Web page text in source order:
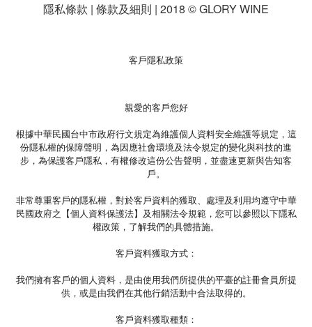
隱私條款 | 條款及細則 | 2018 © GLORY WINE
客戶隱私政策
親愛的客戶您好
根據中華民國台中市政府行文規定為維護個人資料安全維護等規定，這
份隱私權的保障聲明，為因應社會環境及法令規定的變化與科技的進
步，為保護客戶隱私，有權修改這份公告聲明，並盡速更新與告知客
戶。
非常尊重客戶的隱私權，對於客戶資料的獲取、處理及利用均遵守中華
民國政府之【個人資料保護法】及相關法令規範，您可以參照以下隱私
權政策，了解我們的具體措施。
客戶資料獲取方式：
我們擁有客戶的個人資料，是由使用我們所提供的平臺的註冊會員所提
供，或是由我們在其他行銷活動中合法取得的。
客戶資料獲取種類：